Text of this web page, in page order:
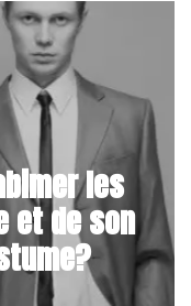
les
et de son